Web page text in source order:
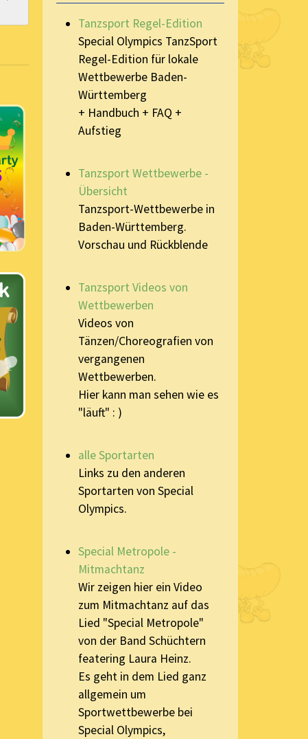
Tanzsport Regel-Edition
Special Olympics TanzSport
Regel-Edition für lokale
Wettbewerbe Baden-
Württemberg
+ Handbuch + FAQ +
Aufstieg
Tanzsport Wettbewerbe -
Übersicht
Tanzsport-Wettbewerbe in
Baden-Württemberg.
Vorschau und Rückblende
Tanzsport Videos von
Wettbewerben
Videos von
Tänzen/Choreografien von
vergangenen
Wettbewerben.
Hier kann man sehen wie es
"läuft" : )
alle Sportarten
Links zu den anderen
Sportarten von Special
Olympics.
Special Metropole -
Mitmachtanz
Wir zeigen hier ein Video
zum Mitmachtanz auf das
Lied "Special Metropole"
von der Band Schüchtern
featering Laura Heinz.
Es geht in dem Lied ganz
allgemein um
Sportwettbewerbe bei
Special Olympics,